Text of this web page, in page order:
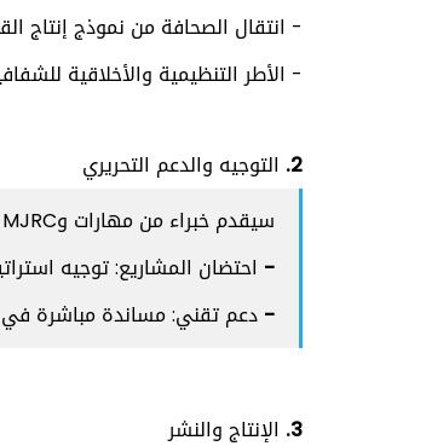
- انتقال الصحافة من نموذج إنتاج
- الأطر التنظيمية والأخلاقية
2. التوجيه والدعم التحريري
سيقدم خبراء من مهارات وMJRC دعمًا مستمرًا يشمل:
- احتضان المشاريع: توجيه
- دعم تقني: مساندة مباشرة
3. الإنتاج والنشر